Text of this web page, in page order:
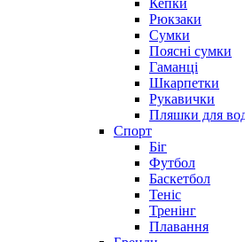
Рюкзаки
Сумки
Поясні сумки
Гаманці
Шкарпетки
Рукавички
Пляшки для
Спорт
Біг
Футбол
Баскетбол
Теніс
Тренінг
Плавання